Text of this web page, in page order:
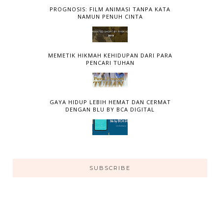
PROGNOSIS: FILM ANIMASI TANPA KATA
NAMUN PENUH CINTA
MEMETIK HIKMAH KEHIDUPAN DARI PARA
PENCARI TUHAN
GAYA HIDUP LEBIH HEMAT DAN CERMAT
DENGAN BLU BY BCA DIGITAL
SUBSCRIBE